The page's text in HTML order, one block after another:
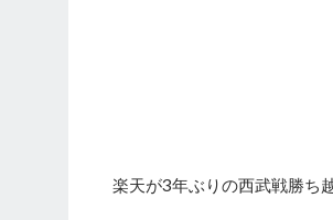
楽天が3年ぶりの西武戦勝ち